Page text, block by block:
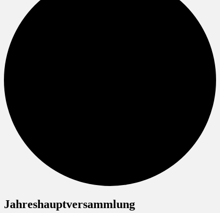
Jahreshauptversammlung